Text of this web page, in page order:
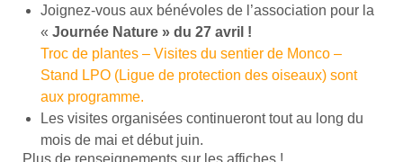
Joignez-vous aux bénévoles de l’association pour la
« Journée Nature » du 27 avril !
Troc de plantes – Visites du sentier de Monco –
Stand LPO (Ligue de protection des oiseaux) sont
aux programme.
Les visites organisées continueront tout au long du
mois de mai et début juin.
Plus de renseignements sur les affiches !